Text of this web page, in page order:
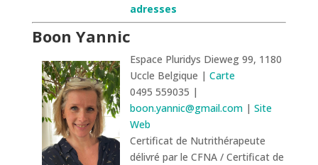
adresses
Boon Yannic
Espace Pluridys Dieweg 99, 1180
Uccle Belgique | Carte
0495 559035 |
boon.yannic@gmail.com| Site
Web
Certificat de Nutrithérapeute
délivré par le CFNA / Certificat de